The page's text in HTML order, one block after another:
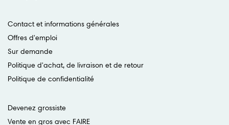
Contact et informations générales
Offres d'emploi
Sur demande
Politique d'achat, de livraison et de retour
Politique de confidentialité
Devenez grossiste
Vente en gros avec FAIRE